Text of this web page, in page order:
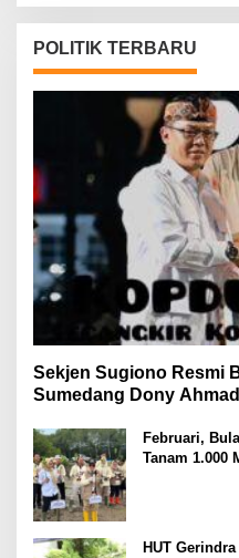
POLITIK TERBARU
Sekjen Sugiono Resmi
Sumedang Dony
Februari,
Tanam 1.000
HUT